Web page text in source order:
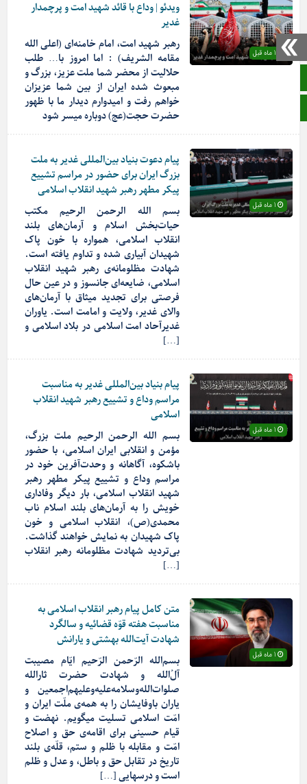
ویدئو | وداع با قائد شهید امت و پرچمدار
غدیر
رهبر شهید امت، امام خامنه‌ای (اعلی الله
مقامه الشریف) : اما امروز با… طلب
حلالیت از محضر شما ملت عزیز، بزرگ و
مبعوث شده ایران از بین شما عزیزان
خواهم رفت و امیدوارم دیدار ما با ظهور
حضرت حجت(عج) دوباره میسر شود
پیام دعوت بنیاد بین‌المللی غدیر به ملت
بزرگ ایران برای حضور در مراسم تشییع
پیکر مطهر رهبر شهید انقلاب اسلامی
بسم الله الرحمن الرحیم مکتب
حیات‌بخش اسلام و آرمان‌های بلند
انقلاب اسلامی، همواره با خون پاک
شهیدان آبیاری شده و تداوم یافته است.
شهادت مظلومانه‌ی رهبر شهید انقلاب
اسلامی، ضایعه‌ای جانسوز و در عین حال
فرصتی برای تجدید میثاق با آرمان‌های
والای غدیر، ولایت و امامت است. یاوران
غدیرآحاد امت اسلامی در بلاد اسلامی و
[…]
پیام بنیاد بین‌المللی غدیر به مناسبت
مراسم وداع و تشییع رهبر شهید انقلاب
اسلامی
بسم الله الرحمن الرحیم ملت بزرگ،
مؤمن و انقلابی ایران اسلامی، با حضور
باشکوه، آگاهانه و وحدت‌آفرین خود در
مراسم وداع و تشییع پیکر مطهر رهبر
شهید انقلاب اسلامی، بار دیگر وفاداری
خویش را به آرمان‌های بلند اسلام ناب
محمدی(ص)، انقلاب اسلامی و خون
پاک شهیدان به نمایش خواهند گذاشت.
بی‌تردید شهادت مظلومانه رهبر انقلاب
[…]
متن کامل پیام رهبر انقلاب اسلامی به
مناسبت هفته قوّه قضائیه و سالگرد
شهادت آیت‌الله بهشتی و یارانش
بسم‌الله الرّحمن الرّحیم ایّام مصیبت
آلُ‌الله و شهادت حضرت ثارالله
صلوات‌الله‌وسلامه‌علیه‌وعلیهم‌اجمعین و
یاران باوفایشان را به همه‌‌ی ملّت ایران و
امّت اسلامی تسلیت میگویم. نهضت و
قیام حسینی برای اقامه‌ی حق و اصلاح
امّت و مقابله با ظلم و ستم، قلّه‌‌ی بلند
تاریخ در تقابل حق و باطل، و عدل و ظلم
است و درسهایی […]